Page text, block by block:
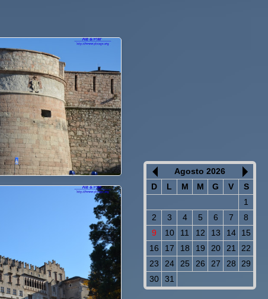
Agosto 2026
D
L M M G V
S
1
2
3 4 5 6 7
8
9
10 11 12 13 14
15
16
17 18 19 20 21
22
23
24 25 26 27 28
29
30
31